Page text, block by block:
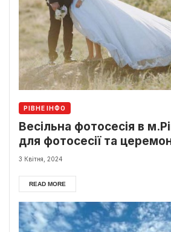
РІВНЕ ІНФО
Весільна фотосесія в
для фотосесії та
3 Квітня, 2024
READ MORE